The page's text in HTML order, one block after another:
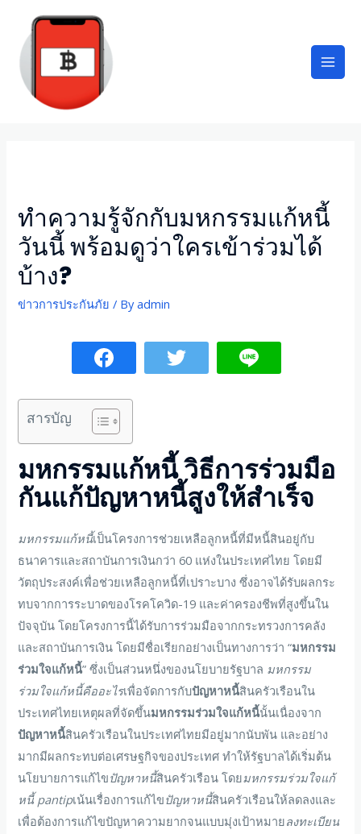
ทำความรู้จักกับมหกรรมแก้หนี้
วันนี้ พร้อมดูว่าใครเข้าร่วมได้
บ้าง?
ข่าวการประกันภัย / Byadmin
สารบัญ
มหกรรมแก้หนี้วิธีการร่วมมือ
กันแก้ปัญหาหนี้สูงให้สำเร็จ
มหกรรมแก้หนี้เป็นโครงการช่วยเหลือลูกหนี้ที่มีหนี้สินอยู่กับ
ธนาคารและสถาบันการเงินกว่า 60 แห่งในประเทศไทย โดยมี
วัตถุประสงค์เพื่อช่วยเหลือลูกหนี้ที่เปราะบาง ซึ่งอาจได้รับผลกระ
ทบจากการระบาดของโรคโควิด-19 และค่าครองชีพที่สูงขึ้นใน
ปัจจุบัน โดยโครงการนี้ได้รับการร่วมมือจากกระทรวงการคลัง
และสถาบันการเงิน โดยมีชื่อเรียกอย่างเป็นทางการว่า “มหกรรม
ร่วมใจแก้หนี้” ซึ่งเป็นส่วนหนึ่งของนโยบายรัฐบาล มหกรรม
ร่วมใจแก้หนี้คืออะไรเพื่อจัดการกับปัญหาหนี้สินครัวเรือนใน
ประเทศไทยเหตุผลที่จัดขึ้นมหกรรมร่วมใจแก้หนี้นั้นเนื่องจาก
ปัญหาหนี้สินครัวเรือนในประเทศไทยมีอยู่มากนับพัน และอย่าง
มากมีผลกระทบต่อเศรษฐกิจของประเทศ ทำให้รัฐบาลได้เริ่มต้น
นโยบายการแก้ไขปัญหาหนี้สินครัวเรือน โดยมหกรรมร่วมใจแก้
หนี้ pantipเน้นเรื่องการแก้ไขปัญหาหนี้สินครัวเรือนให้ลดลงและ
เพื่อต้องการแก้ไขปัญหาความยากจนแบบมุ่งเป้าหมายลงทะเบียน